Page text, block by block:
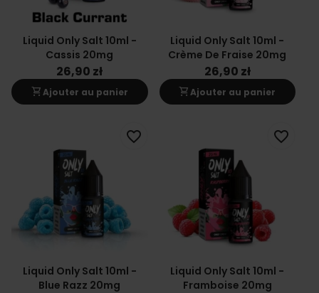
Liquid Only Salt 10ml -
Cassis 20mg
26,90 zł
shopping_cartAjouter au panier
Liquid Only Salt 10ml -
Crème De Fraise 20mg
26,90 zł
shopping_cartAjouter au panier
Liquid Only Salt 10ml -
Blue Razz 20mg
favorite_border
Liquid Only Salt 10ml -
Framboise 20mg
favorite_border